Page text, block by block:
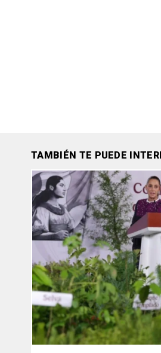
TAMBIÉN TE PUEDE